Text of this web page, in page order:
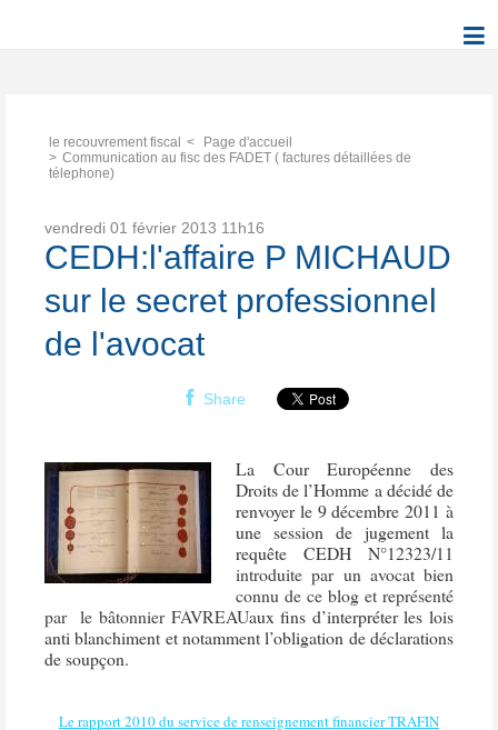
le recouvrement fiscal
Page d'accueil
Communication au fisc des FADET ( factures détaillées de
télephone)
vendredi 01 février 2013 11h16
CEDH:l'affaire P MICHAUD
sur le secret professionnel
de l'avocat
Share
La Cour Européenne des
Droits de l’Homme a décidé de
renvoyer le 9 décembre 2011 à
une session de jugement la
requête CEDH N°12323/11
introduite par un avocat bien
connu de ce blog et représenté
par le bâtonnier FAVREAUaux fins d’interpréter les lois
anti blanchiment et notamment l’obligation de déclarations
de soupçon.
Le rapport 2010 du service de renseignement financier TRAFIN